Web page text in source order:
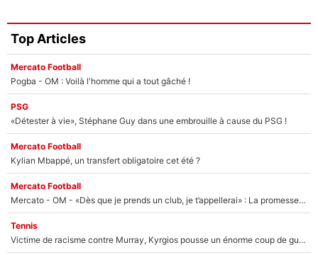
Top Articles
Mercato Football
Pogba - OM : Voilà l'homme qui a tout gâché !
PSG
«Détester à vie», Stéphane Guy dans une embrouille à cause du PSG !
Mercato Football
Kylian Mbappé, un transfert obligatoire cet été ?
Mercato Football
Mercato - OM - «Dès que je prends un club, je t’appellerai» : La promesse de Marcelino au moment de claquer la porte
Tennis
Victime de racisme contre Murray, Kyrgios pousse un énorme coup de gueule !